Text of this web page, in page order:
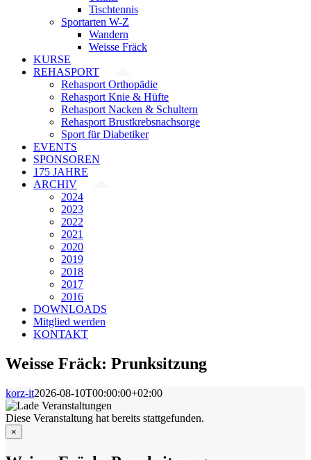
Tischtennis
Sportarten W-Z
Wandern
Weisse Fräck
KURSE
REHASPORT
Rehasport Orthopädie
Rehasport Knie & Hüfte
Rehasport Nacken & Schultern
Rehasport Brustkrebsnachsorge
Sport für Diabetiker
EVENTS
SPONSOREN
175 JAHRE
ARCHIV
2024
2023
2022
2021
2020
2019
2018
2017
2016
DOWNLOADS
Mitglied werden
KONTAKT
Weisse Fräck: Prunksitzung
korz-it2026-08-10T00:00:00+02:00
Diese Veranstaltung hat bereits stattgefunden.
×